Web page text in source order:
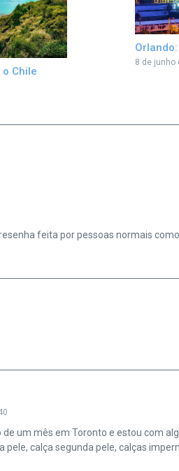
Chile
8 de junho
feita por pessoas normais
um mês em Toronto e estou com
calça segunda pele, calças